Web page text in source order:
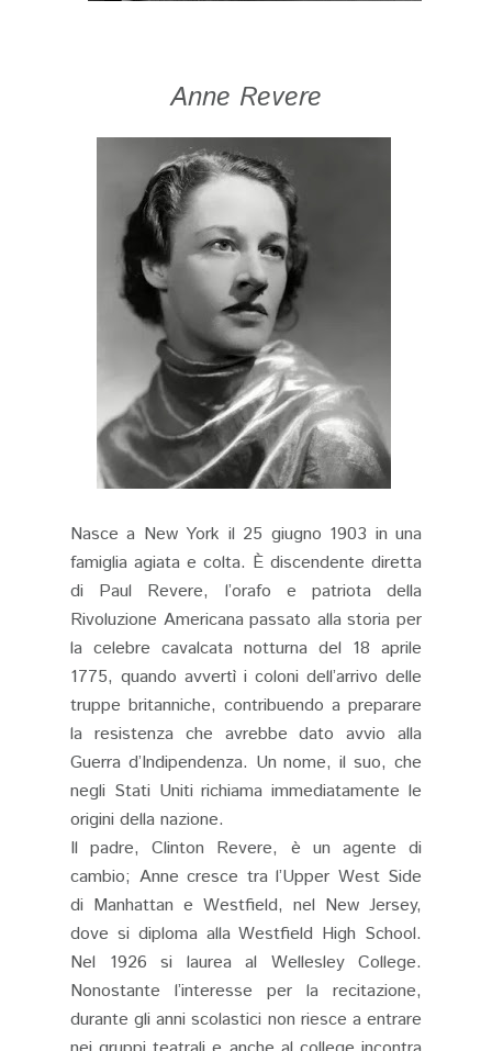
Anne Revere
Nasce a New York il 25 giugno 1903 in una
famiglia agiata e colta. È discendente diretta
di Paul Revere, l’orafo e patriota della
Rivoluzione Americana passato alla storia per
la celebre cavalcata notturna del 18 aprile
1775, quando avvertì i coloni dell’arrivo delle
truppe britanniche, contribuendo a preparare
la resistenza che avrebbe dato avvio alla
Guerra d’Indipendenza. Un nome, il suo, che
negli Stati Uniti richiama immediatamente le
origini della nazione.
Il padre, Clinton Revere, è un agente di
cambio; Anne cresce tra l’Upper West Side
di Manhattan e Westfield, nel New Jersey,
dove si diploma alla Westfield High School.
Nel 1926 si laurea al Wellesley College.
Nonostante l’interesse per la recitazione,
durante gli anni scolastici non riesce a entrare